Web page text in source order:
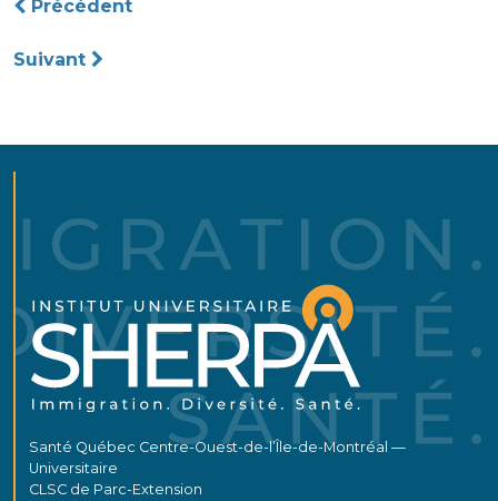
l’article
Précédent
Suivant
Santé Québec Centre-Ouest-de-l’Île-de-Montréal —
Universitaire
CLSC de Parc-Extension